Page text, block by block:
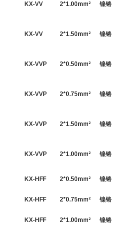
KX-VV 2*1.00mm² 镍铬
KX-VV 2*1.50mm² 镍铬
KX-VVP 2*0.50mm² 镍铬
KX-VVP 2*0.75mm² 镍铬
KX-VVP 2*1.50mm² 镍铬
KX-VVP 2*1.00mm² 镍铬
KX-HFF 2*0.50mm² 镍铬
KX-HFF 2*0.75mm² 镍铬
KX-HFF 2*1.00mm² 镍铬